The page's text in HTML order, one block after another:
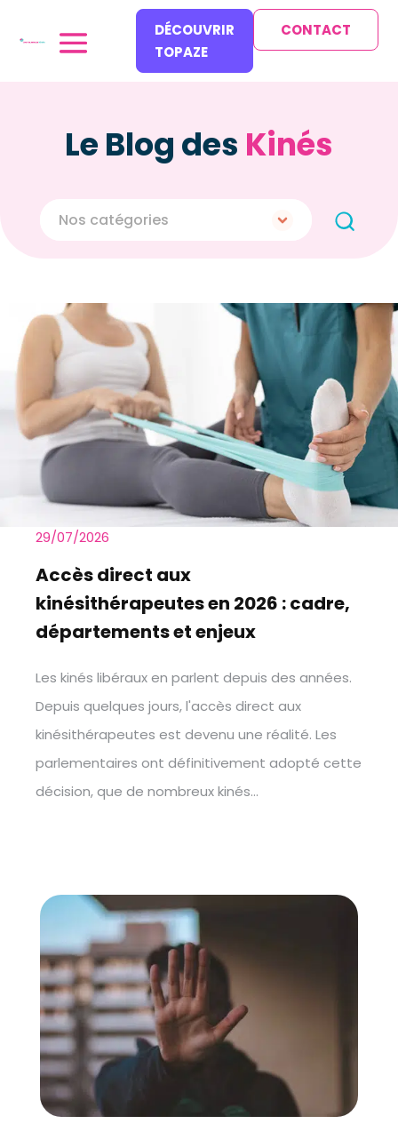
DÉCOUVRIR
TOPAZE
CONTACT
Le Blog des Kinés
Nos catégories
29/07/2026
Accès direct aux
kinésithérapeutes en 2026 : cadre,
départements et enjeux
Les kinés libéraux en parlent depuis des années.
Depuis quelques jours, l'accès direct aux
kinésithérapeutes est devenu une réalité. Les
parlementaires ont définitivement adopté cette
décision, que de nombreux kinés…